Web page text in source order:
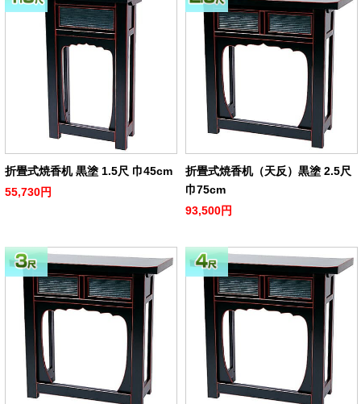
折畳式焼香机 黒塗 1.5尺 巾45cm
55,730円
折畳式焼香机（天反）黒塗 2.5尺
巾75cm
93,500円